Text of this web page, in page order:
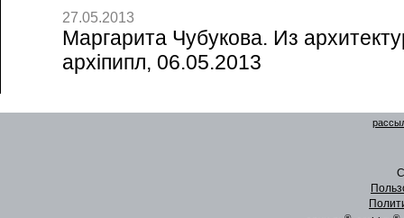
27.05.2013
Маргарита Чубукова. Из
архiпипл, 06.05.2013